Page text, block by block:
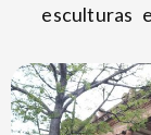
esculturas